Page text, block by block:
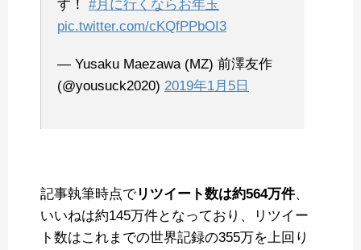
す！ #月に行くならお年玉
pic.twitter.com/cKQfPPbOI3
— Yusaku Maezawa (MZ) 前澤友作
(@yousuck2020) 2019年1月5日
記事執筆時点でリツイート数は約564万件、
いいねは約145万件となっており、リツイー
ト数はこれまでの世界記録の355万を上回り